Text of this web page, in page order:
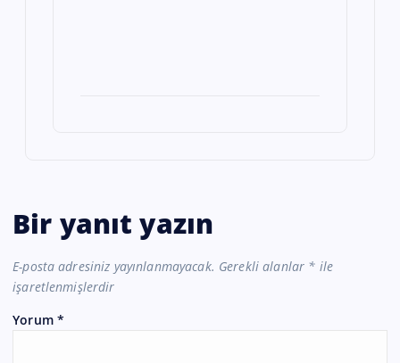
Bir yanıt yazın
E-posta adresiniz yayınlanmayacak. Gerekli alanlar * ile
işaretlenmişlerdir
Yorum *